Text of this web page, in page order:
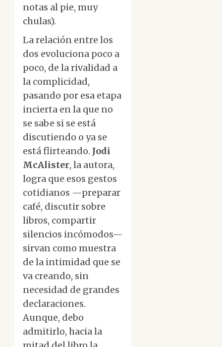
notas al pie, muy
chulas).
La relación entre los
dos evoluciona poco a
poco, de la rivalidad a
la complicidad,
pasando por esa etapa
incierta en la que no
se sabe si se está
discutiendo o ya se
está flirteando. Jodi
McAlister, la autora,
logra que esos gestos
cotidianos —preparar
café, discutir sobre
libros, compartir
silencios incómodos—
sirvan como muestra
de la intimidad que se
va creando, sin
necesidad de grandes
declaraciones.
Aunque, debo
admitirlo, hacia la